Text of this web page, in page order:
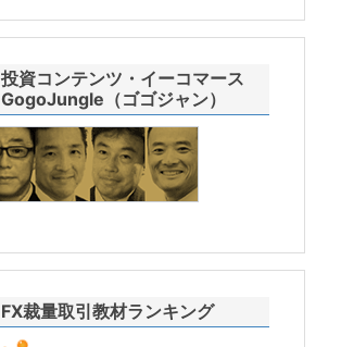
投資コンテンツ・イーコマース
GogoJungle（ゴゴジャン）
FX裁量取引教材ランキング